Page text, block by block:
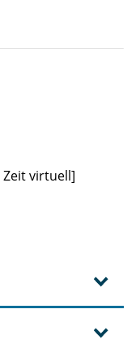
Zeit virtuell]